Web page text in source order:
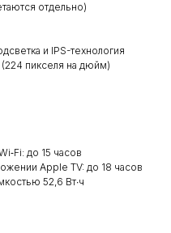
отдельно)
и IPS-технология
пикселя на дюйм)
до 15 часов
Apple TV: до 18 часов
52,6 Вт∙ч